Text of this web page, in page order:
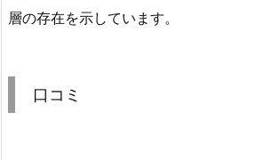
層の存在を示しています。
口コミ